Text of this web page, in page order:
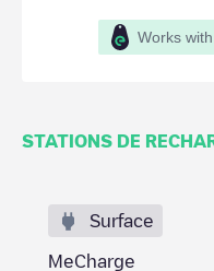
Works
STATIONS DE
Surface
MeCharge